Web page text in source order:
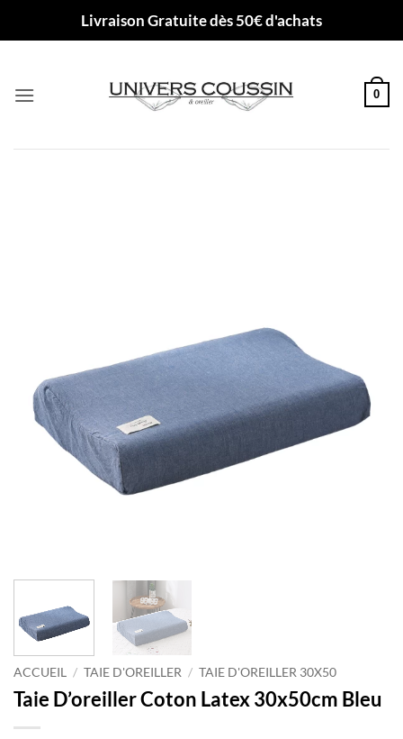
Livraison Gratuite dès 50€ d'achats
0
ACCUEIL / TAIE D'OREILLER / TAIE D'OREILLER 30X50
Taie D’oreiller Coton Latex 30x50cm Bleu